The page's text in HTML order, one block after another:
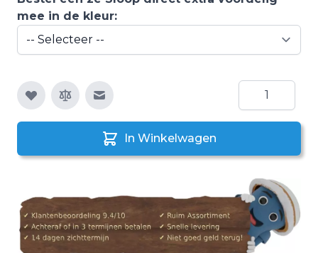
mee in de kleur:
E-mail naar een vriend
Aantal
In Winkelwagen